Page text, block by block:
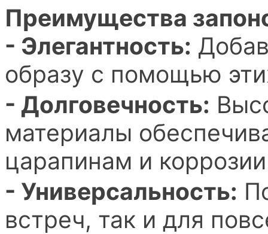
Преимущества
- Элегантность:
образу с помощью
- Долговечность:
материалы
царапинам и
- Универсальность:
встреч, так и для